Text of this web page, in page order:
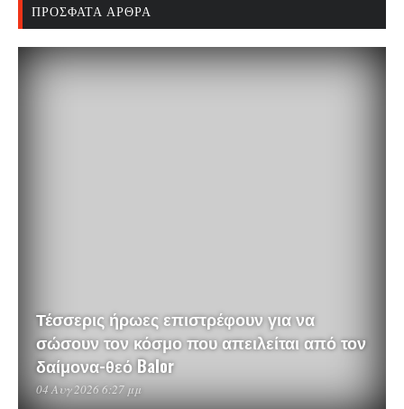
ΠΡΌΣΦΑΤΑ ΆΡΘΡΑ
Τέσσερις ήρωες επιστρέφουν για να
σώσουν τον κόσμο που απειλείται από τον
δαίμονα-θεό Balor
04 Αυγ 2026 6:27 μμ